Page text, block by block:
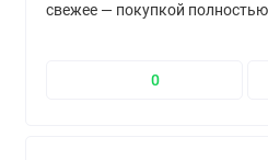
свежее — покупкой
0